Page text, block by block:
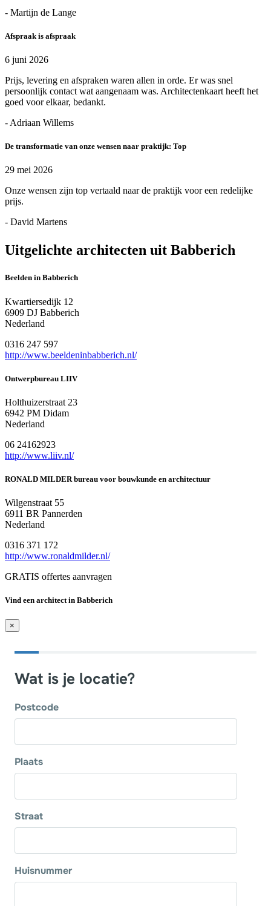
- Martijn de Lange
Afspraak is afspraak
6 juni 2026
Prijs, levering en afspraken waren allen in orde. Er was snel
persoonlijk contact wat aangenaam was. Architectenkaart heeft het
goed voor elkaar, bedankt.
- Adriaan Willems
De transformatie van onze wensen naar praktijk: Top
29 mei 2026
Onze wensen zijn top vertaald naar de praktijk voor een redelijke
prijs.
- David Martens
Uitgelichte architecten uit Babberich
Beelden in Babberich
Kwartiersedijk 12
6909 DJ Babberich
Nederland
0316 247 597
http://www.beeldeninbabberich.nl/
Ontwerpbureau LIIV
Holthuizerstraat 23
6942 PM Didam
Nederland
06 24162923
http://www.liiv.nl/
RONALD MILDER bureau voor bouwkunde en architectuur
Wilgenstraat 55
6911 BR Pannerden
Nederland
0316 371 172
http://www.ronaldmilder.nl/
GRATIS offertes aanvragen
Vind een architect in Babberich
×